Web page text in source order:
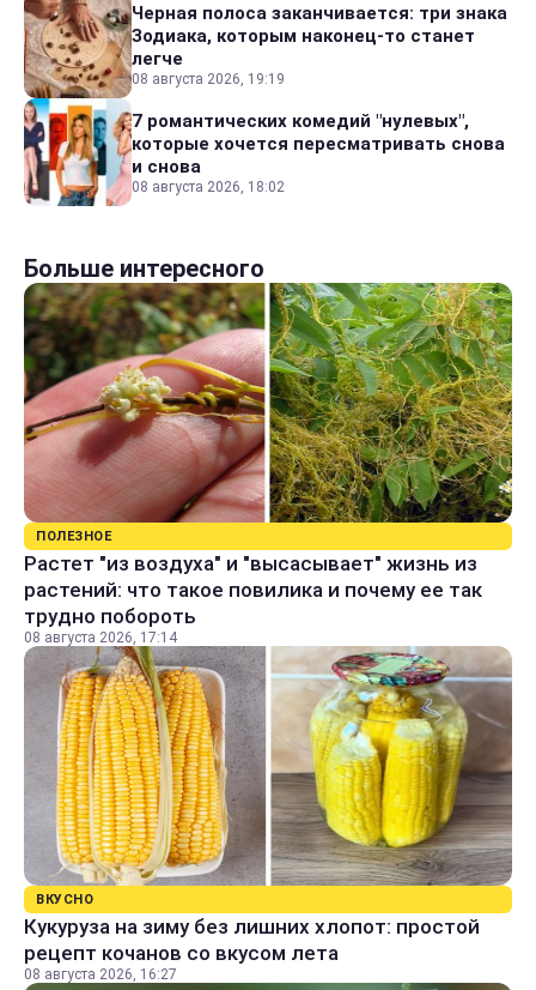
Черная полоса заканчивается: три знака
Зодиака, которым наконец-то станет
легче
08 августа 2026, 19:19
7 романтических комедий "нулевых",
которые хочется пересматривать снова
и снова
08 августа 2026, 18:02
Больше интересного
ПОЛЕЗНОЕ
Растет "из воздуха" и "высасывает" жизнь из
растений: что такое повилика и почему ее так
трудно побороть
08 августа 2026, 17:14
ВКУСНО
Кукуруза на зиму без лишних хлопот: простой
рецепт кочанов со вкусом лета
08 августа 2026, 16:27